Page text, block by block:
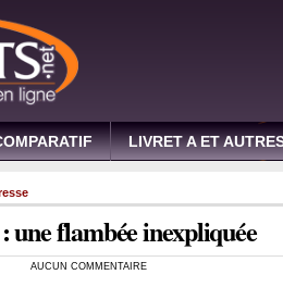
LIVRET A ET
flambée inexpliquée
AUCUN COMMENTAIRE